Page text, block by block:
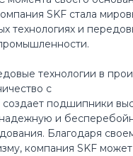
SKF стала
технологиях и
технологии в
с
создает подшипники
и
Благодаря
компания SKF может